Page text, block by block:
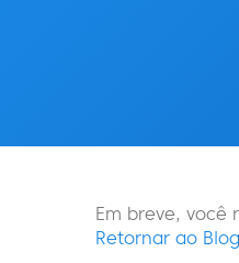
Em breve, você
Retornar ao